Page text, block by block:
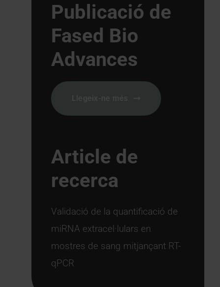
Publicació de
Fased Bio
Advances
Article de
recerca
Validació de la quantificació de
miRNA extracel·lulars en
mostres de sang mitjançant RT-
qPCR